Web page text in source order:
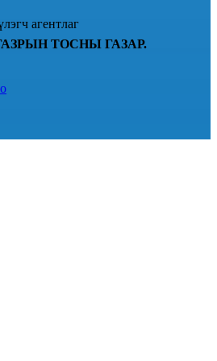
агентлаг
ТОСНЫ ГАЗАР.